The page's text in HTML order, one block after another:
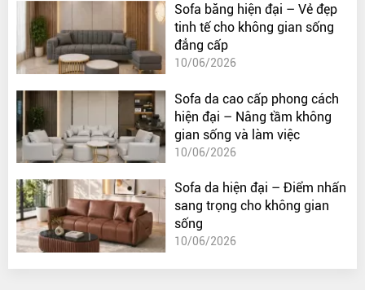
Sofa băng hiện đại – Vẻ đẹp
tinh tế cho không gian sống
đẳng cấp
10/06/2026
Sofa da cao cấp phong cách
hiện đại – Nâng tầm không
gian sống và làm việc
10/06/2026
Sofa da hiện đại – Điểm nhấn
sang trọng cho không gian
sống
10/06/2026